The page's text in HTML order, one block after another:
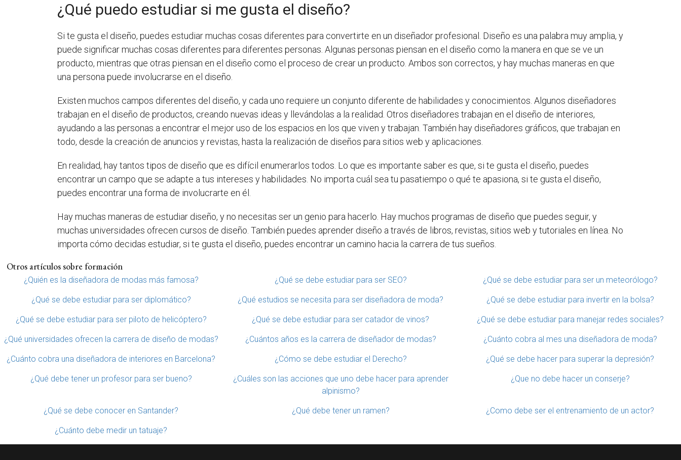
¿Qué puedo estudiar si me gusta el diseño?
Si te gusta el diseño, puedes estudiar muchas cosas diferentes para convertirte en un diseñador profesional. Diseño es una palabra muy amplia, y
puede significar muchas cosas diferentes para diferentes personas. Algunas personas piensan en el diseño como la manera en que se ve un
producto, mientras que otras piensan en el diseño como el proceso de crear un producto. Ambos son correctos, y hay muchas maneras en que
una persona puede involucrarse en el diseño.
Existen muchos campos diferentes del diseño, y cada uno requiere un conjunto diferente de habilidades y conocimientos. Algunos diseñadores
trabajan en el diseño de productos, creando nuevas ideas y llevándolas a la realidad. Otros diseñadores trabajan en el diseño de interiores,
ayudando a las personas a encontrar el mejor uso de los espacios en los que viven y trabajan. También hay diseñadores gráficos, que trabajan en
todo, desde la creación de anuncios y revistas, hasta la realización de diseños para sitios web y aplicaciones.
En realidad, hay tantos tipos de diseño que es difícil enumerarlos todos. Lo que es importante saber es que, si te gusta el diseño, puedes
encontrar un campo que se adapte a tus intereses y habilidades. No importa cuál sea tu pasatiempo o qué te apasiona, si te gusta el diseño,
puedes encontrar una forma de involucrarte en él.
Hay muchas maneras de estudiar diseño, y no necesitas ser un genio para hacerlo. Hay muchos programas de diseño que puedes seguir, y
muchas universidades ofrecen cursos de diseño. También puedes aprender diseño a través de libros, revistas, sitios web y tutoriales en línea. No
importa cómo decidas estudiar, si te gusta el diseño, puedes encontrar un camino hacia la carrera de tus sueños.
Otros artículos sobre formación
¿Quién es la diseñadora de modas más famosa? ¿Qué se debe estudiar para ser SEO? ¿Qué se debe estudiar para ser un meteorólogo?
¿Qué se debe estudiar para ser diplomático? ¿Qué estudios se necesita para ser diseñadora de moda? ¿Qué se debe estudiar para invertir en la bolsa?
¿Qué se debe estudiar para ser piloto de helicóptero? ¿Qué se debe estudiar para ser catador de vinos? ¿Qué se debe estudiar para manejar redes sociales?
¿Qué universidades ofrecen la carrera de diseño de modas? ¿Cuántos años es la carrera de diseñador de modas? ¿Cuánto cobra al mes una diseñadora de moda?
¿Cuánto cobra una diseñadora de interiores en Barcelona? ¿Cómo se debe estudiar el Derecho? ¿Qué se debe hacer para superar la depresión?
¿Qué debe tener un profesor para ser bueno?
¿Cuáles son las acciones que uno debe hacer para aprender
alpinismo?
¿Que no debe hacer un conserje?
¿Qué se debe conocer en Santander? ¿Qué debe tener un ramen? ¿Como debe ser el entrenamiento de un actor?
¿Cuánto debe medir un tatuaje?